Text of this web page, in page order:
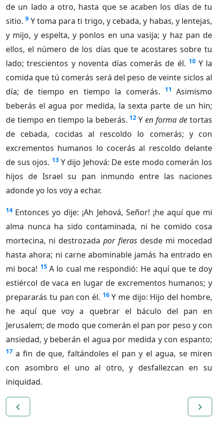
de un lado a otro, hasta que se acaben los días de tu
sitio. 9 Y toma para ti trigo, y cebada, y habas, y lentejas,
y mijo, y espelta, y ponlos en una vasija; y haz pan de
ellos, el número de los días que te acostares sobre tu
lado; trescientos y noventa días comerás de él. 10 Y la
comida que tú comerás será del peso de veinte siclos al
día; de tiempo en tiempo la comerás.
11
Asimismo
beberás el agua por medida, la sexta parte de un hin;
de tiempo en tiempo la beberás. 12 Yen forma de tortas
de cebada, cocidas al rescoldo lo comerás; y con
excrementos humanos lo cocerás al rescoldo delante
de sus ojos. 13 Y dijo Jehová: De este modo comerán los
hijos de Israel su pan inmundo entre las naciones
adonde yo los voy a echar.
14 Entonces yo dije: ¡Ah Jehová, Señor! ¡he aquí que mi
alma nunca ha sido contaminada, ni he comido cosa
mortecina, ni destrozadapor fierasdesde mi mocedad
hasta ahora; ni carne abominable jamás ha entrado en
mi boca! 15 A lo cual me respondió: He aquí que te doy
estiércol de vaca en lugar de excrementos humanos; y
prepararás tu pan con él. 16 Y me dijo: Hijo del hombre,
he aquí que voy a quebrar el báculo del pan en
Jerusalem; de modo que comerán el pan por peso y con
ansiedad, y beberán el agua por medida y con espanto;
17 a fin de que, faltándoles el pan y el agua, se miren
con asombro el uno al otro, y desfallezcan en su
iniquidad.
navigate_before navigate_next